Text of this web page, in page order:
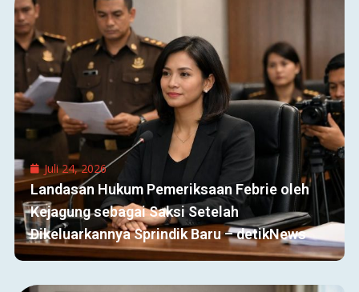
Juli 24, 2026
Landasan Hukum Pemeriksaan Febrie oleh
Kejagung sebagai Saksi Setelah
Dikeluarkannya Sprindik Baru – detikNews